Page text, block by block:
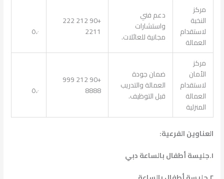
مركز
النخبة
لاستقدام
العمالة
دعم فني
واستشارات
مجانية للعائلات.
+90 212 222
2211
٥،٠
مركز
الأمان
لاستقدام
العمالة
المنزلية
ضمان جودة
العمالة والتدريب
قبل التوظيف.
+90 212 999
8888
٥،٠
العناوين الفرعية: